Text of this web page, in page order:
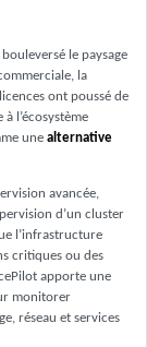
le paysage
la
ont poussé de
l’écosystème
une alternative
avancée,
d’un cluster
l’infrastructure
critiques ou des
apporte une
monitorer
réseau et services